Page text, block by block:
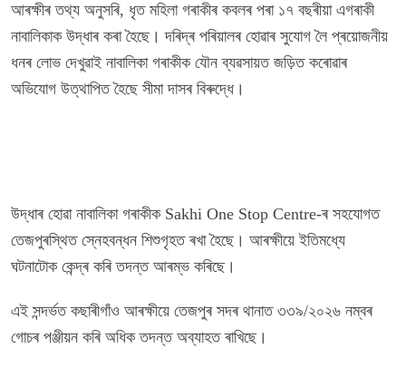
আৰক্ষীৰ তথ্য অনুসৰি, ধৃত মহিলা গৰাকীৰ কবলৰ পৰা ১৭ বছৰীয়া এগৰাকী
নাবালিকাক উদ্ধাৰ কৰা হৈছে। দৰিদ্ৰ পৰিয়ালৰ হোৱাৰ সুযোগ লৈ প্ৰয়োজনীয়
ধনৰ লোভ দেখুৱাই নাবালিকা গৰাকীক যৌন ব্যৱসায়ত জড়িত কৰোৱাৰ
অভিযোগ উত্থাপিত হৈছে সীমা দাসৰ বিৰুদ্ধে।
উদ্ধাৰ হোৱা নাবালিকা গৰাকীক Sakhi One Stop Centre-ৰ সহযোগত
তেজপুৰস্থিত স্নেহবন্ধন শিশুগৃহত ৰখা হৈছে। আৰক্ষীয়ে ইতিমধ্যে
ঘটনাটোক কেন্দ্ৰ কৰি তদন্ত আৰম্ভ কৰিছে।
এই সন্দৰ্ভত কছাৰীগাঁও আৰক্ষীয়ে তেজপুৰ সদৰ থানাত ৩৩৯/২০২৬ নম্বৰ
গোচৰ পঞ্জীয়ন কৰি অধিক তদন্ত অব্যাহত ৰাখিছে।